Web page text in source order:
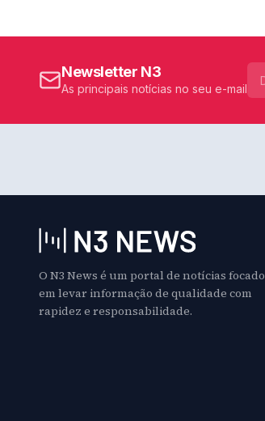
Newsletter N3
As principais notícias no seu e-mail
O N3 News é um portal de notícias focado
em levar informação de qualidade com
rapidez e responsabilidade.